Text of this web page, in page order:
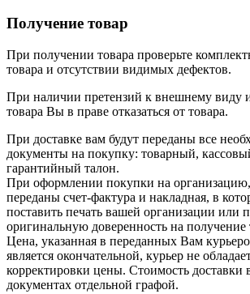
Получение товар
При получении товара проверьте
товара и отсутствии видимых дефектов.
При наличии претензий к внешнему виду
товара Вы в праве отказаться от товара.
При доставке вам будут переданы все
документы на покупку: товарный,
гарантийный талон.
При оформлении покупки на
переданы счет-фактура и накладная, в
поставить печать вашей организации или
оригинальную доверенность на получение
Цена, указанная в переданных Вам
является окончательной, курьер не
корректировки цены. Стоимость доставки
документах отдельной графой.